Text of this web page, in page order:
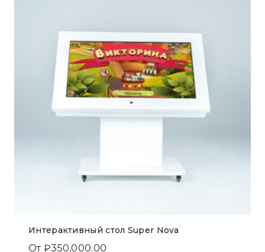
Интерактивный стол Super Nova
От ₽350,000.00